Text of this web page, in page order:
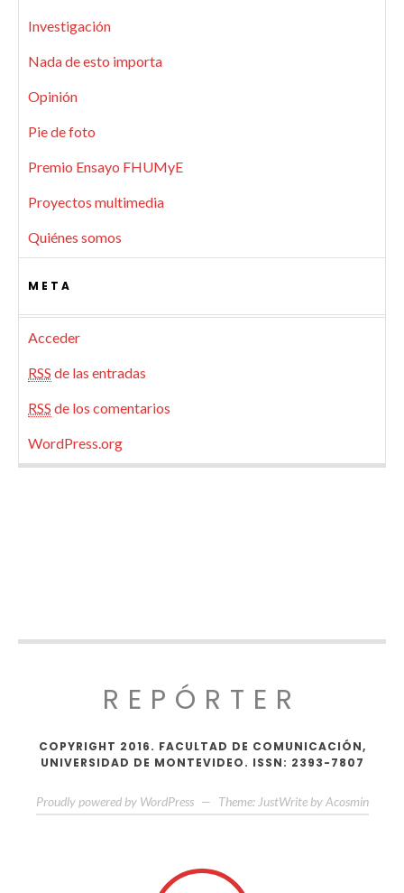
Investigación
Nada de esto importa
Opinión
Pie de foto
Premio Ensayo FHUMyE
Proyectos multimedia
Quiénes somos
META
Acceder
RSS de las entradas
RSS de los comentarios
WordPress.org
REPÓRTER
COPYRIGHT 2016. FACULTAD DE COMUNICACIÓN,
UNIVERSIDAD DE MONTEVIDEO. ISSN: 2393-7807
Proudly powered by WordPress — Theme: JustWrite by Acosmin